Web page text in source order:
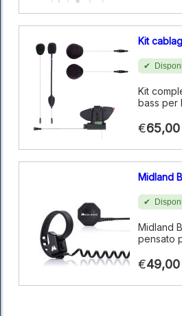
Kit
Kit
bass per
€65,00
Midland
Midland
pensato
€49,00